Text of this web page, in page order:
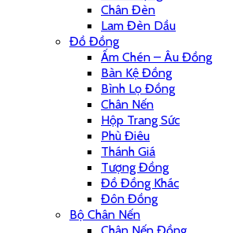
Chân Đèn
Lam Đèn Dầu
Đồ Đồng
Ấm Chén – Âu Đồng
Bàn Kệ Đồng
Bình Lọ Đồng
Chân Nến
Hộp Trang Sức
Phù Điêu
Thánh Giá
Tượng Đồng
Đồ Đồng Khác
Đôn Đồng
Bộ Chân Nến